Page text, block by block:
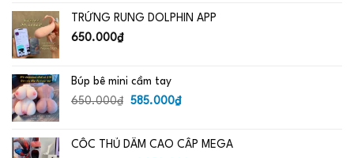
650.000₫.là:
TRỨNG RUNG DOLPHIN APP
650.000₫
Búp bê mini cầm tay
650.000₫
Giá
650.000₫.
585.000₫Giá
là:
CỐC THỦ DÂM CAO CẤP MEGA